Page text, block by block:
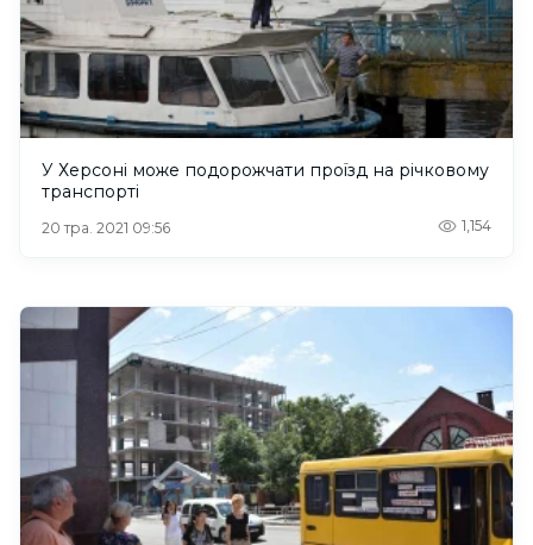
У Херсоні може подорожчати проїзд на річковому
транспорті
20 тра. 2021 09:56 1,154